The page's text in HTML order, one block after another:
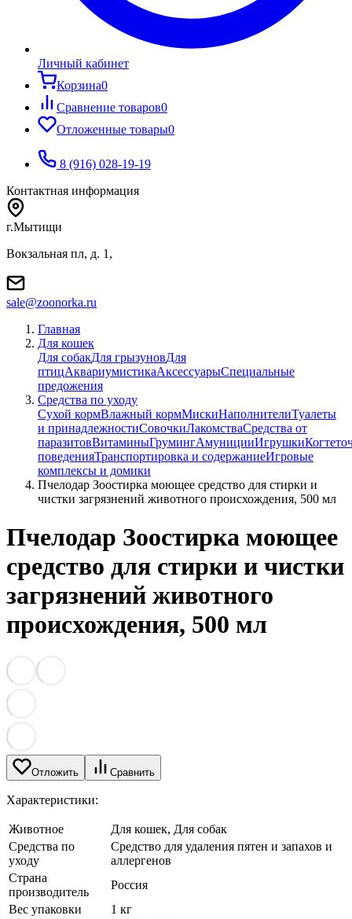
Личный кабинет
Корзина0
Сравнение товаров0
Отложенные товары0
8 (916) 028-19-19
Контактная информация
г.Мытищи
Вокзальная пл, д. 1,
sale@zoonorka.ru
Главная
Для кошек
Для собакДля грызуновДля
птицАквариумистикаАксессуарыСпециальные
предожения
Средства по уходу
Сухой кормВлажный кормМискиНаполнителиТуалеты
и принадлежностиСовочкиЛакомстваСредства от
паразитовВитаминыГрумингАмуницииИгрушки
поведенияТранспортировка и содержаниеИгровые
комплексы и домики
Пчелодар Зоостирка моющее средство для стирки и
чистки загрязнений животного происхождения, 500 мл
Пчелодар Зоостирка моющее
средство для стирки и чистки
загрязнений животного
происхождения, 500 мл
Отложить Сравнить
Характеристики:
Животное
Для кошек, Для собак
Средства по
уходу
Средство для удаления пятен и запахов и
аллергенов
Страна
производитель
Россия
Вес упаковки
1 кг